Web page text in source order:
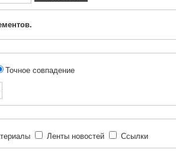
Точное совпадение
Ленты новостей Ссылки